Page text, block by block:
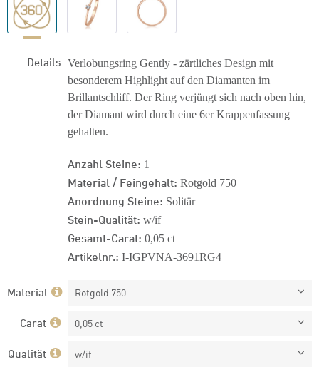
Details Verlobungsring Gently - zärtliches Design mit
besonderem Highlight auf den Diamanten im
Brillantschliff. Der Ring verjüngt sich nach oben hin,
der Diamant wird durch eine 6er Krappenfassung
gehalten.
Anzahl Steine: 1
Material / Feingehalt: Rotgold 750
Anordnung Steine: Solitär
Stein-Qualität: w/if
Gesamt-Carat: 0,05 ct
Artikelnr.: I-IGPVNA-3691RG4
Material Rotgold 750
Carat 0,05 ct
Qualität w/if